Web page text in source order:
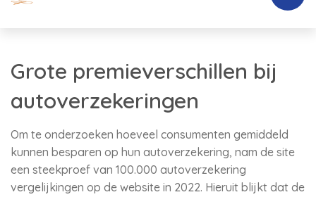
Grote premieverschillen bij
autoverzekeringen
Om te onderzoeken hoeveel consumenten gemiddeld
kunnen besparen op hun autoverzekering, nam de site
een steekproef van 100.000 autoverzekering
vergelijkingen op de website in 2022. Hieruit blijkt dat de